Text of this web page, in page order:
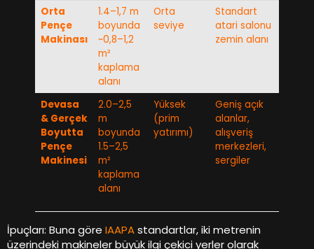
Orta
Pençe
Makinası
1.4–1,7 m
boyunda
~0,8–1,2
m²
kaplama
alanı
Orta
seviye
Standart
atari salonu
zemin alanı
Devasa
& Gerçek
Boyutta
Pençe
Makinesi
2.0–2,5
m
boyunda
1.5–2,5
m²
kaplama
alanı
Yüksek
(prim
yatırımı)
Geniş açık
alanlar,
alışveriş
merkezleri,
sergiler
İpuçları: Buna göre IAAPAstandartlar, iki metrenin
üzerindeki makineler büyük ilgi çekici yerler olarak